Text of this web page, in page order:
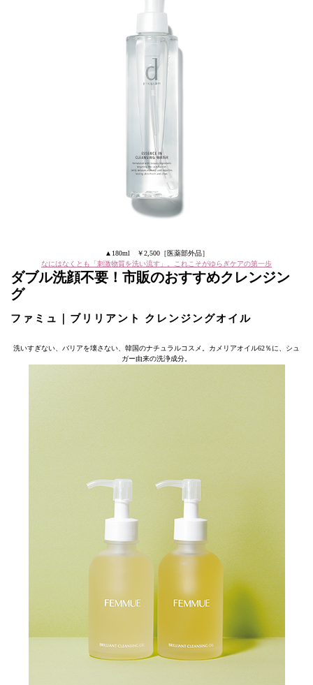
▲180ml ￥2,500［医薬部外品］
なにはなくとも「刺激物質を洗い流す」。これこそがゆらぎケアの第一歩
ダブル洗顔不要！市販のおすすめクレンジン
グ
ファミュ｜ブリリアント クレンジングオイル
洗いすぎない、バリアを壊さない、韓国のナチュラルコスメ。カメリアオイル62％に、シュ
ガー由来の洗浄成分。